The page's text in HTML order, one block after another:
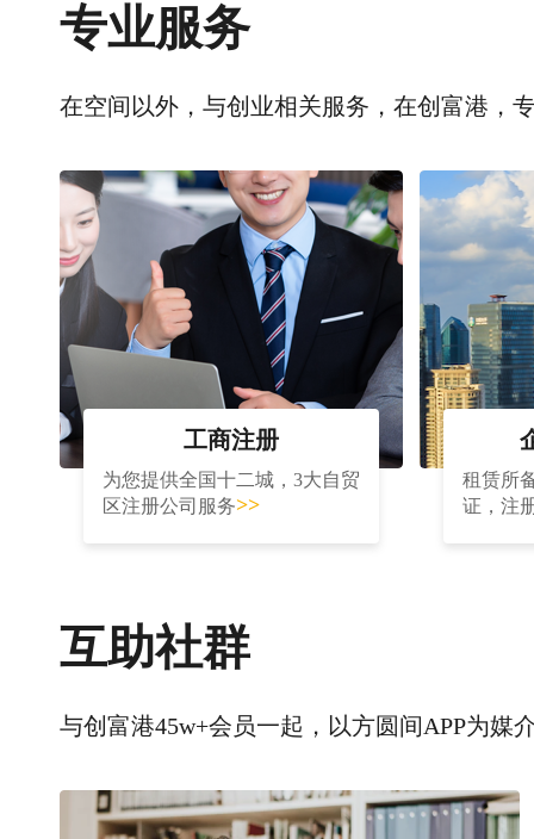
专业服务
在空间以外，与创业相关服务，在创富港，
工商注册
为您提供全国十二城，3大自贸
区注册公司服务>>
租赁所
证，注
互助社群
与创富港45w+会员一起，以方圆间APP为媒